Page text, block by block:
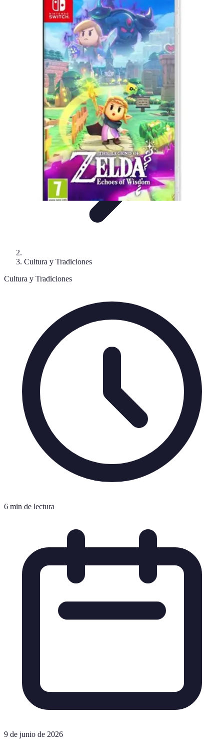
Viajar por España
Turismo SosteniblePlanificación del viajeCultura y
Consejos de ViajeDestinos Ocultos
Viajar por España
Cultura y Tradiciones
Cultura y Tradiciones
6 min de lectura
9 de junio de 2026